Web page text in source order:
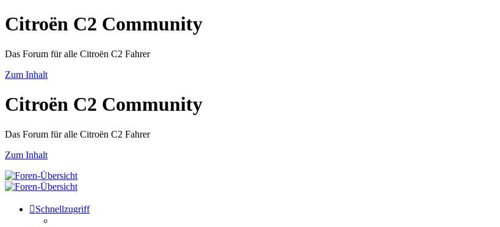
Citroën C2 Community
Das Forum für alle Citroën C2 Fahrer
Zum Inhalt
Citroën C2 Community
Das Forum für alle Citroën C2 Fahrer
Zum Inhalt
Schnellzugriff